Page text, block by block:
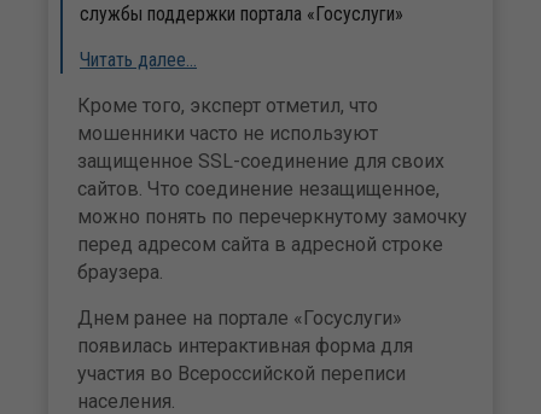
службы поддержки портала «Госуслуги»
Читать далее…
Кроме того, эксперт отметил, что
мошенники часто не используют
защищенное SSL-соединение для своих
сайтов. Что соединение незащищенное,
можно понять по перечеркнутому замочку
перед адресом сайта в адресной строке
браузера.
Днем ранее на портале «Госуслуги»
появилась интерактивная форма для
участия во Всероссийской переписи
населения.